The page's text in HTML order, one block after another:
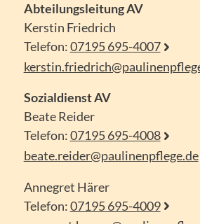
Abteilungsleitung AV
Kerstin Friedrich
Telefon:07195 695-4007
Sozialdienst AV
Beate Reider
Telefon:07195 695-4008
beate.reider@paulinenpflege.de
Annegret Härer
Telefon:07195 695-4009